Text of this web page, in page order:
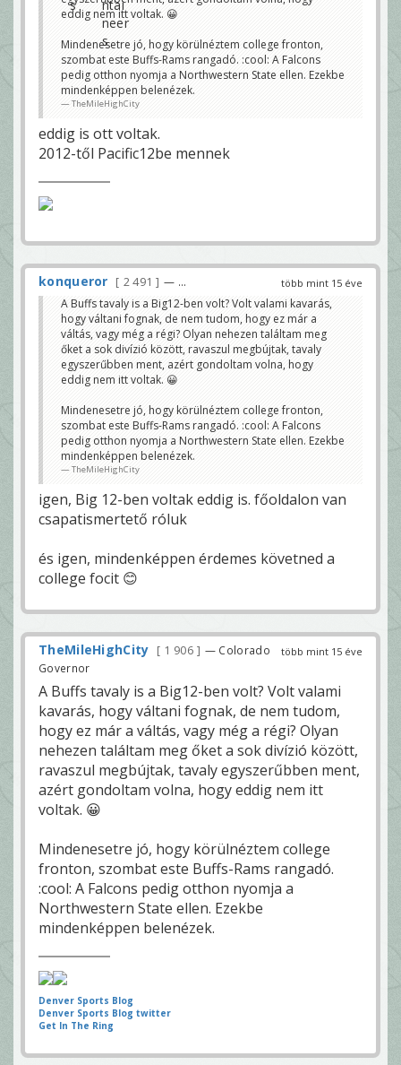
eddig nem itt voltak. 😀
Mindenesetre jó, hogy körülnéztem college fronton,
szombat este Buffs-Rams rangadó. :cool: A Falcons
pedig otthon nyomja a Northwestern State ellen. Ezekbe
mindenképpen belenézek.
TheMileHighCity
eddig is ott voltak.
2012-től Pacific12be mennek
több mint 15 éve
konqueror 2 491 — ...
A Buffs tavaly is a Big12-ben volt? Volt valami kavarás,
hogy váltani fognak, de nem tudom, hogy ez már a
váltás, vagy még a régi? Olyan nehezen találtam meg
őket a sok divízió között, ravaszul megbújtak, tavaly
egyszerűbben ment, azért gondoltam volna, hogy
eddig nem itt voltak. 😀
Mindenesetre jó, hogy körülnéztem college fronton,
szombat este Buffs-Rams rangadó. :cool: A Falcons
pedig otthon nyomja a Northwestern State ellen. Ezekbe
mindenképpen belenézek.
TheMileHighCity
igen, Big 12-ben voltak eddig is. főoldalon van
csapatismertető róluk
és igen, mindenképpen érdemes követned a
college focit 😊
több mint 15 éve
TheMileHighCity 1 906
— Colorado
Governor
A Buffs tavaly is a Big12-ben volt? Volt valami
kavarás, hogy váltani fognak, de nem tudom,
hogy ez már a váltás, vagy még a régi? Olyan
nehezen találtam meg őket a sok divízió között,
ravaszul megbújtak, tavaly egyszerűbben ment,
azért gondoltam volna, hogy eddig nem itt
voltak. 😀
Mindenesetre jó, hogy körülnéztem college
fronton, szombat este Buffs-Rams rangadó.
:cool: A Falcons pedig otthon nyomja a
Northwestern State ellen. Ezekbe
mindenképpen belenézek.
Denver Sports Blog
Denver Sports Blog twitter
Get In The Ring